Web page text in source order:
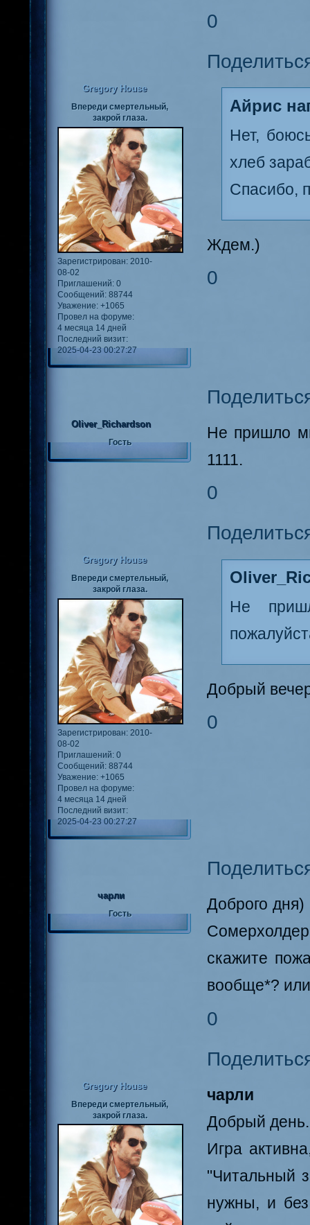
0
Gregory House
Впереди смертельный,
закрой глаза.
Зарегистрирован: 2010-
08-02
Приглашений: 0
Сообщений: 88744
Уважение: +1065
Провел на форуме:
4 месяца 14 дней
Последний визит:
2025-04-23 00:27:27
Айрис
Нет,
хлеб
Спасибо,
Ждем.)
0
Oliver_Richardson
Гость
Не пришло
1111.
0
Gregory House
Впереди смертельный,
закрой глаза.
Зарегистрирован: 2010-
08-02
Приглашений: 0
Сообщений: 88744
Уважение: +1065
Провел на форуме:
4 месяца 14 дней
Последний визит:
2025-04-23 00:27:27
Не
Добрый
0
чарли
Гость
Доброго
скажите
вообще*?
0
Gregory House
Впереди смертельный,
закрой глаза.
чарли
Добрый день.
Игра
"Читальный
нужны, и